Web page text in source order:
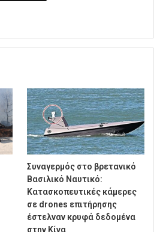
Συναγερμός στο βρετανικό
Βασιλικό Ναυτικό:
Κατασκοπευτικές κάμερες
σε drones επιτήρησης
έστελναν κρυφά δεδομένα
στην Κίνα